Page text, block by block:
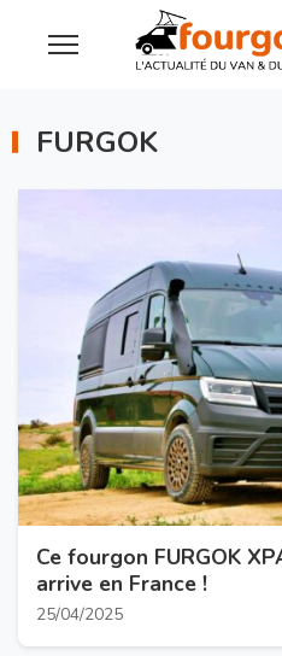
FURGOK
Ce fourgon FURGOK
arrive en France !
25/04/2025